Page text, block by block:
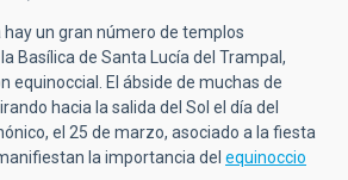
hay un gran número de templos
Basílica de Santa Lucía del Trampal,
equinoccial. El ábside de muchas de
hacia la salida del Sol el día del
el 25 de marzo, asociado a la fiesta
la importancia del equinoccio